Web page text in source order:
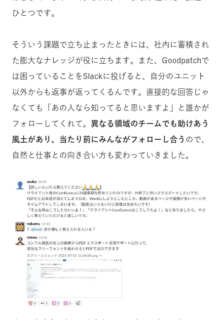
ひとつです。
そういう課題で立ち止まったときには、社内に蓄積され
た膨大なナレッジが役に立ちます。また、Goodpatchで
は困っていることをSlackに投げると、自分のユニット
以外からも返事が返ってくるんです。直接的な回答じゃ
なくても「あの人なら知ってると思いますよ」と誰かが
フォローしてくれて。 異なる領域のチームでも助けあう
風土があり、当たり前にみんながフォローし合う ので、
自然と仕事との向き合い方も変わっていきました。